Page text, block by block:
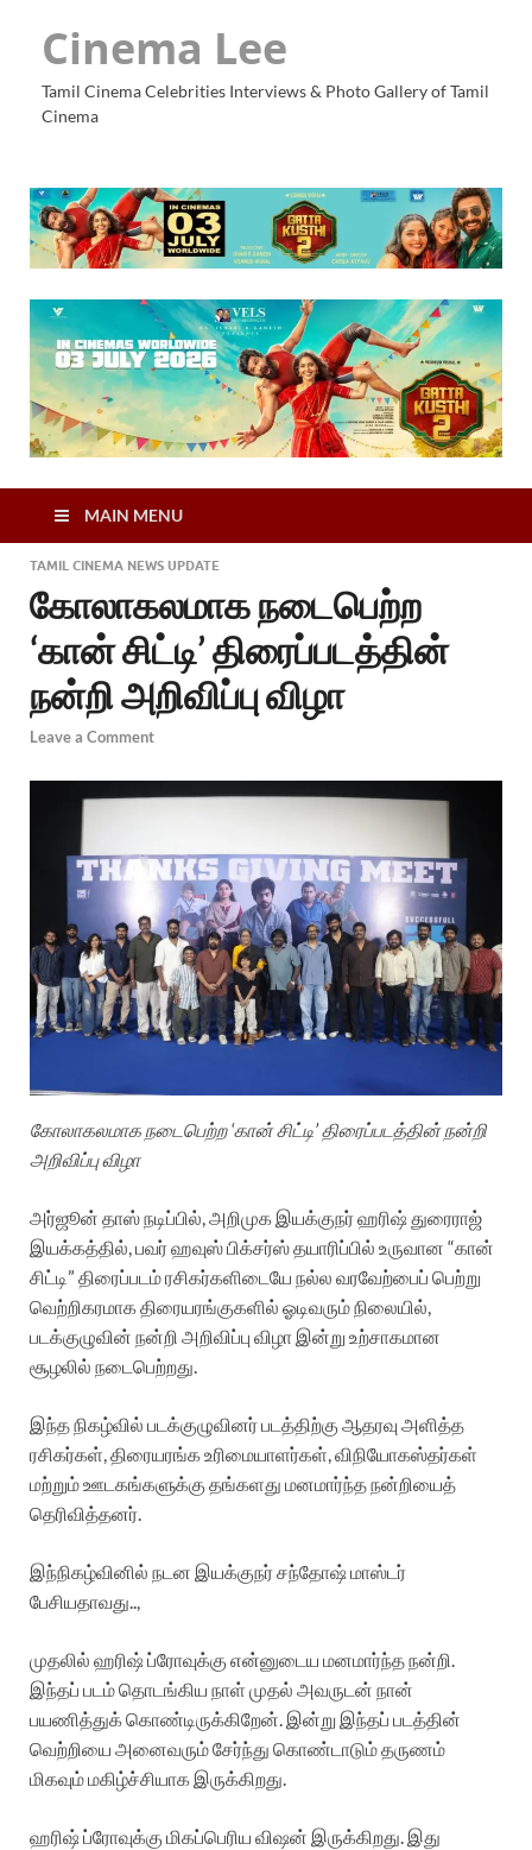
Cinema Lee
Tamil Cinema Celebrities Interviews & Photo Gallery of Tamil
Cinema
MAIN MENU
TAMIL CINEMA NEWS UPDATE
கோலாகலமாக நடைபெற்ற
‘கான் சிட்டி’ திரைப்படத்தின்
நன்றி அறிவிப்பு விழா
Leave a Comment
கோலாகலமாக நடைபெற்ற ‘கான் சிட்டி’ திரைப்படத்தின் நன்றி
அறிவிப்பு விழா
அர்ஜூன் தாஸ் நடிப்பில், அறிமுக இயக்குநர் ஹரிஷ் துரைராஜ்
இயக்கத்தில், பவர் ஹவுஸ் பிக்சர்ஸ் தயாரிப்பில் உருவான “கான்
சிட்டி” திரைப்படம் ரசிகர்களிடையே நல்ல வரவேற்பைப் பெற்று
வெற்றிகரமாக திரையரங்குகளில் ஓடிவரும் நிலையில்,
படக்குழுவின் நன்றி அறிவிப்பு விழா இன்று உற்சாகமான
சூழலில் நடைபெற்றது.
இந்த நிகழ்வில் படக்குழுவினர் படத்திற்கு ஆதரவு அளித்த
ரசிகர்கள், திரையரங்க உரிமையாளர்கள், விநியோகஸ்தர்கள்
மற்றும் ஊடகங்களுக்கு தங்களது மனமார்ந்த நன்றியைத்
தெரிவித்தனர்.
இந்நிகழ்வினில் நடன இயக்குநர் சந்தோஷ் மாஸ்டர்
பேசியதாவது..,
முதலில் ஹரிஷ் ப்ரோவுக்கு என்னுடைய மனமார்ந்த நன்றி.
இந்தப் படம் தொடங்கிய நாள் முதல் அவருடன் நான்
பயணித்துக் கொண்டிருக்கிறேன். இன்று இந்தப் படத்தின்
வெற்றியை அனைவரும் சேர்ந்து கொண்டாடும் தருணம்
மிகவும் மகிழ்ச்சியாக இருக்கிறது.
ஹரிஷ் ப்ரோவுக்கு மிகப்பெரிய விஷன் இருக்கிறது. இது